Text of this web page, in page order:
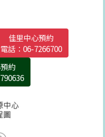
佳里中心預約
電話：06-7266700
約